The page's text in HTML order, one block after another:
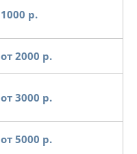
1000 р.
от 2000 р.
от 3000 р.
от 5000 р.